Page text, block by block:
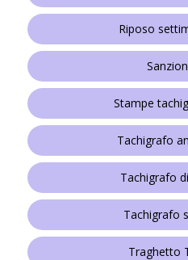
Riposo
Stampe
Tachigrafo
Tachigrafo
Tachigrafo
Traghetto